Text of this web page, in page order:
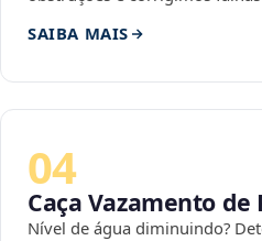
SAIBA MAIS
04
Caça Vazamento de
Nível de água diminuindo?